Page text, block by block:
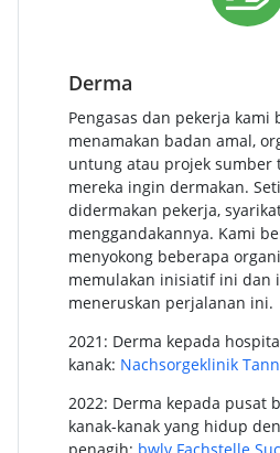
Derma
Pengasas dan pekerja
menamakan badan amal,
untung atau projek sumber
mereka ingin dermakan.
didermakan pekerja,
menggandakannya. Kami
menyokong beberapa
memulakan inisiatif ini dan
meneruskan perjalanan ini.
2021: Derma kepada
kanak: Nachsorgeklinik
2022: Derma kepada pusat
kanak-kanak yang hidup